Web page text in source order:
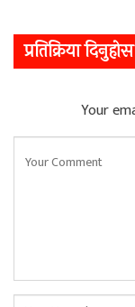
प्रतिक्रिया दिनुहोस
Your